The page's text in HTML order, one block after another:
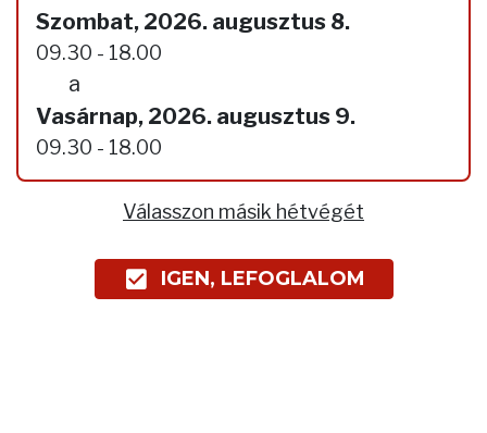
Szombat, 2026. augusztus 8.
09.30 - 18.00
a
Vasárnap, 2026. augusztus 9.
09.30 - 18.00
Válasszon másik hétvégét
IGEN, LEFOGLALOM